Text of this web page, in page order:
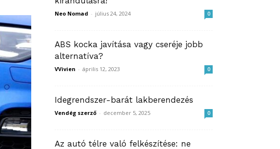
Neo Nomad - július 24, 2024 0
ABS kocka javítása vagy cseréje jobb
alternatíva?
VVivien - április 12, 2023 0
Idegrendszer-barát lakberendezés
Vendég szerző - december 5, 2025 0
Az autó télre való felkészítése: ne